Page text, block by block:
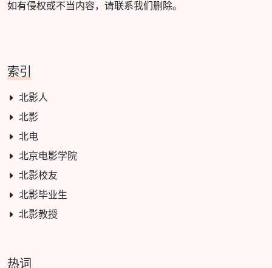
如有侵权或不当内容，请联系我们删除。
索引
北影人
北影
北电
北京电影学院
北影校友
北影毕业生
北影教授
热词